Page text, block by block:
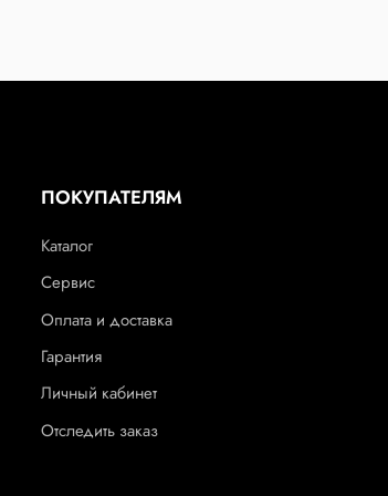
ПОКУПАТЕЛЯМ
Каталог
Сервис
Оплата и доставка
Гарантия
Личный кабинет
Отследить заказ